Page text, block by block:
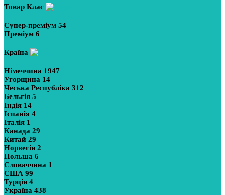
Товар Клас
Супер-преміум 54
Преміум 6
Країна
Німеччина 1947
Угорщина 14
Чеська Республіка 312
Бельгія 5
Індія 14
Іспанія 4
Італія 1
Канада 29
Китай 29
Норвегія 2
Польша 6
Словаччина 1
США 99
Турція 4
Україна 438